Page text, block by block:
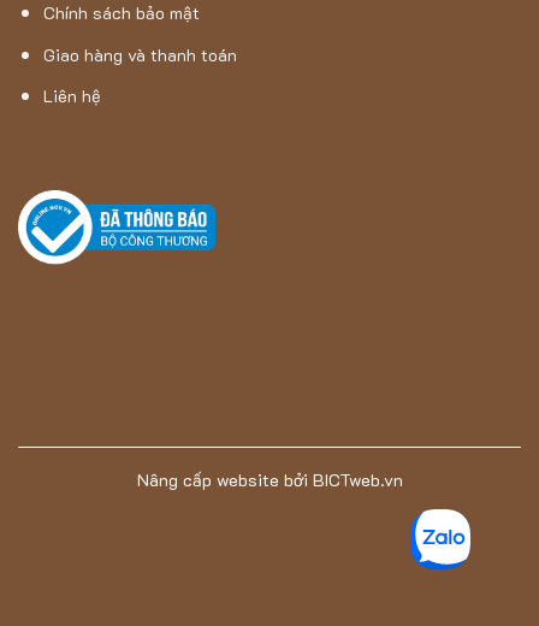
Chính sách bảo mật
Giao hàng và thanh toán
Liên hệ
Nâng cấp website bởi BICTweb.vn